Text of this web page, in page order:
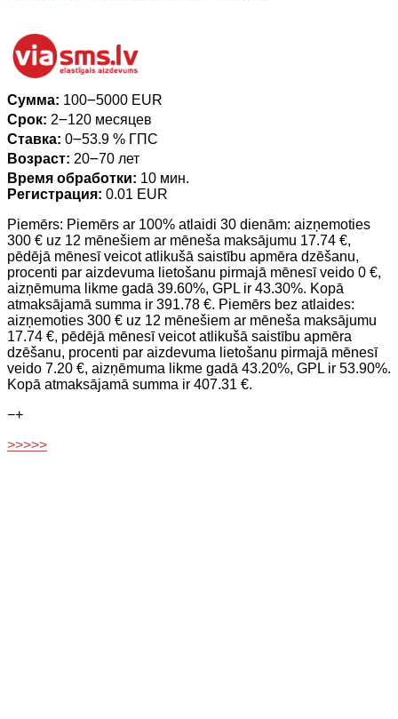
Сумма: 100౼5000 EUR
Срок: 2౼120 месяцев
Ставка: 0౼53.9 % ГПС
Возраст: 20౼70 лет
Время обработки: 10 мин.
Регистрация: 0.01 EUR
Piemērs: Piemērs ar 100% atlaidi 30 dienām: aizņemoties
300 € uz 12 mēnešiem ar mēneša maksājumu 17.74 €,
pēdējā mēnesī veicot atlikušā saistību apmēra dzēšanu,
procenti par aizdevuma lietošanu pirmajā mēnesī veido 0 €,
aizņēmuma likme gadā 39.60%, GPL ir 43.30%. Kopā
atmaksājamā summa ir 391.78 €. Piemērs bez atlaides:
aizņemoties 300 € uz 12 mēnešiem ar mēneša maksājumu
17.74 €, pēdējā mēnesī veicot atlikušā saistību apmēra
dzēšanu, procenti par aizdevuma lietošanu pirmajā mēnesī
veido 7.20 €, aizņēmuma likme gadā 43.20%, GPL ir 53.90%.
Kopā atmaksājamā summa ir 407.31 €.
−+
>>>>>